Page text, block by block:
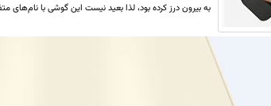
به بیرون درز کرده بود، لذا بعید نیست این گوشی با نام‌های